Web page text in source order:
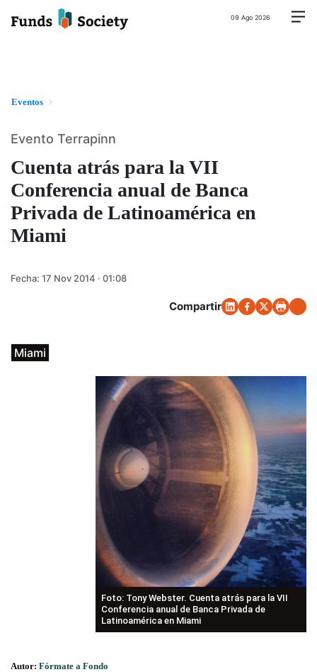
09 Ago 2026
Eventos
Cuenta atrás para la VII
Conferencia anual de Banca
Privada de Latinoamérica en
Miami
Evento Terrapinn
Fecha: 17 Nov 2014 · 01:08
Compartir
Miami
Foto: Tony Webster. Cuenta atrás para la VII
Conferencia anual de Banca Privada de
Latinoamérica en Miami
Autor: Fórmate a Fondo